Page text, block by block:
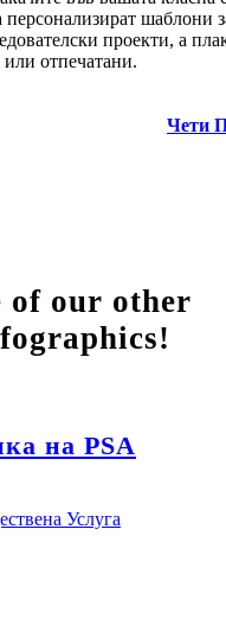
шаблони
проекти, а
отпечатани.
Чети
of our other
на PSA